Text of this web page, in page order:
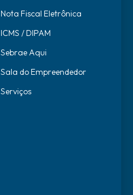
Nota Fiscal Eletrônica
ICMS / DIPAM
Sebrae Aqui
Sala do Empreendedor
Serviços